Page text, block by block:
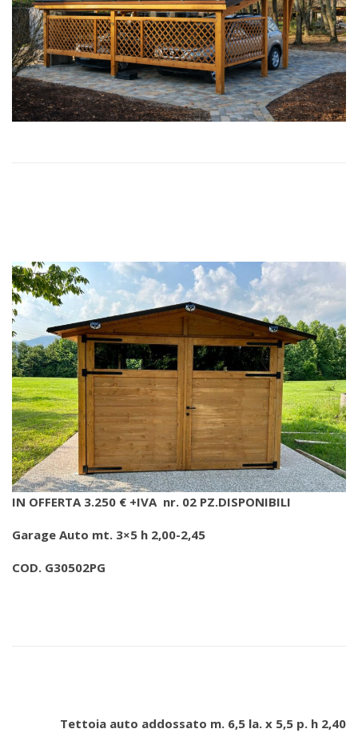
IN OFFERTA 3.250 € +IVA nr. 02 PZ.DISPONIBILI
Garage Auto mt. 3×5 h 2,00-2,45
COD. G30502PG
Tettoia auto addossato m. 6,5 la. x 5,5 p. h 2,40